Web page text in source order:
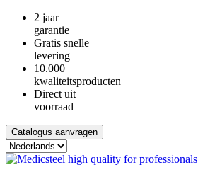
2 jaar
garantie
Gratis snelle
levering
10.000
kwaliteitsproducten
Direct uit
voorraad
Catalogus aanvragen